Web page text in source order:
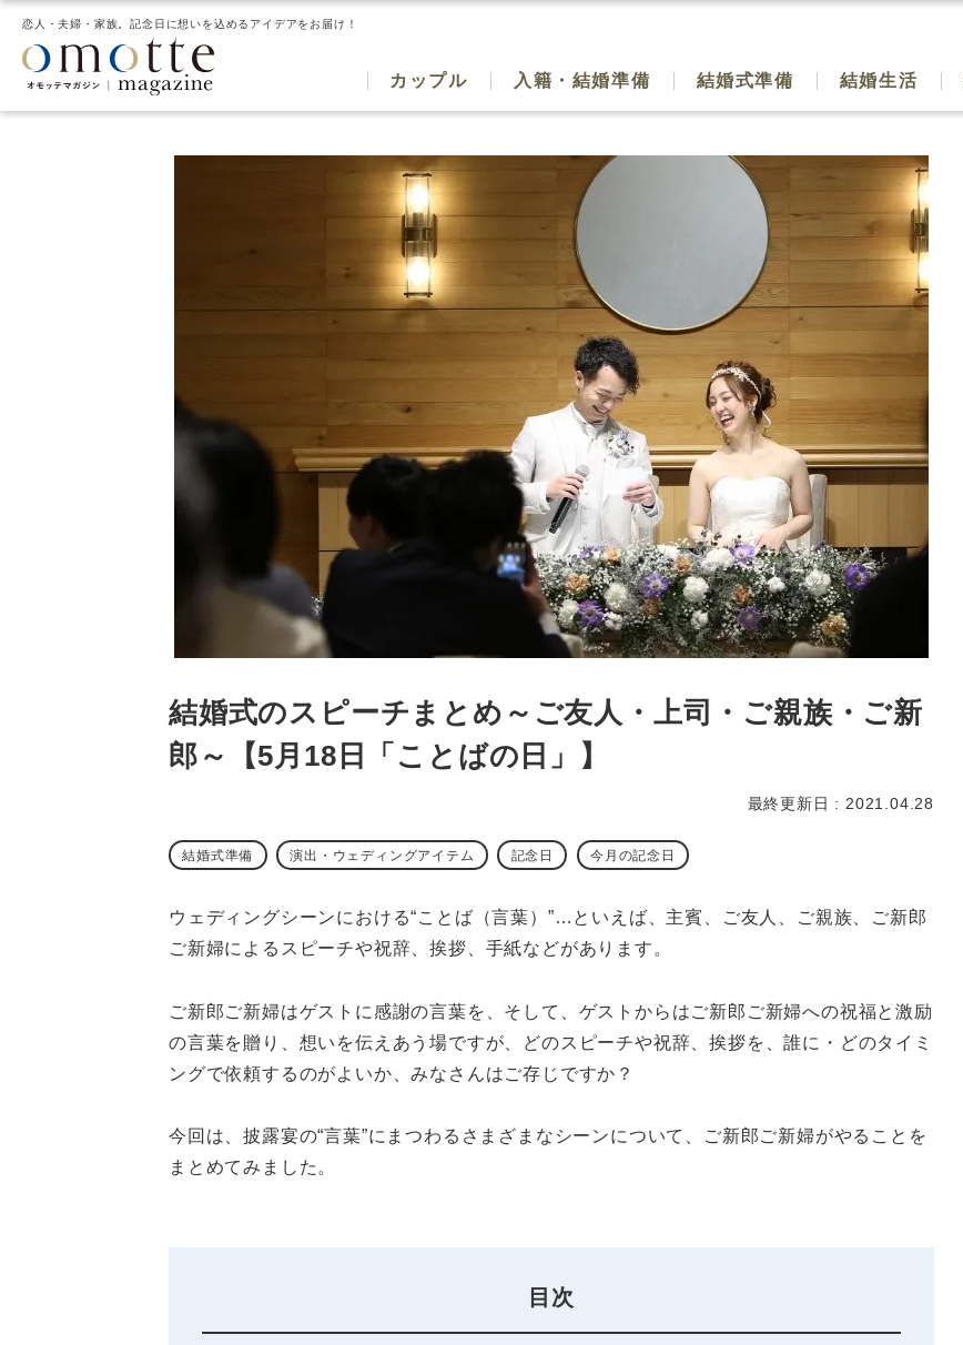
恋人・夫婦・家族。記念日に想いを込めるアイデアをお届け！
カップル 入籍・結婚準備 結婚式準備 結婚生活
結婚式のスピーチまとめ～ご友人・上司・ご親族・ご新
郎～【5月18日「ことばの日」】
最終更新日 : 2021.04.28
結婚式準備 演出・ウェディングアイテム 記念日 今月の記念日
ウェディングシーンにおける“ことば（言葉）”…といえば、主賓、ご友人、ご親族、ご新郎
ご新婦によるスピーチや祝辞、挨拶、手紙などがあります。
ご新郎ご新婦はゲストに感謝の言葉を、そして、ゲストからはご新郎ご新婦への祝福と激励
の言葉を贈り、想いを伝えあう場ですが、どのスピーチや祝辞、挨拶を、誰に・どのタイミ
ングで依頼するのがよいか、みなさんはご存じですか？
今回は、披露宴の“言葉”にまつわるさまざまなシーンについて、ご新郎ご新婦がやることを
まとめてみました。
目次